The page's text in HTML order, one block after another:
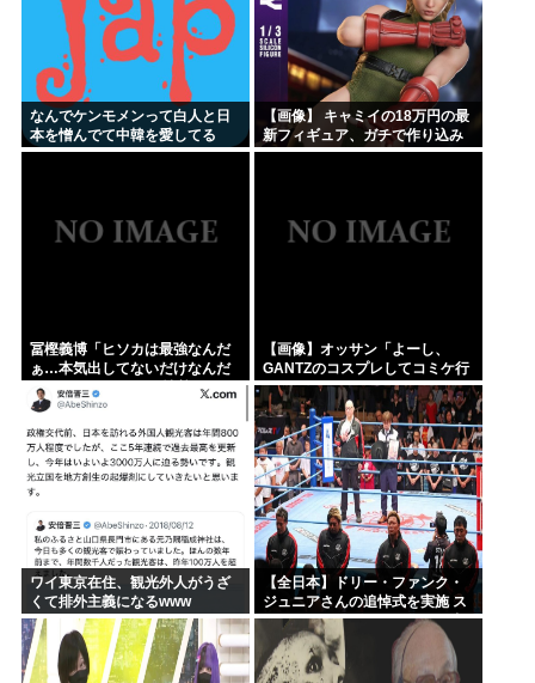
なんでケンモメンって白人と日
本を憎んでて中韓を愛してる
の？
【画像】 キャミイの18万円の最
新フィギュア、ガチで作り込み
がエグすぎる
冨樫義博「ヒソカは最強なんだ
ぁ…本気出してないだけなんだ
ぁ…」 こいつのこの情熱なんな
の？
【画像】オッサン「よーし、
GANTZのコスプレしてコミケ行
くかー」
ワイ東京在住、観光外人がうざ
くて排外主義になるwww
【全日本】ドリー・ファンク・
ジュニアさんの追悼式を実施 ス
ピニング・トー・ホールドも流
れる